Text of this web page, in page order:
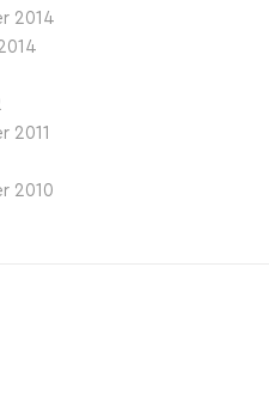
2014
2011
2010